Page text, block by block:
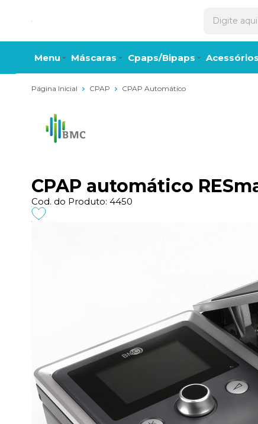
Menu Máscaras Cpaps/Bipaps Acessórios
Página Inicial CPAP CPAP Automático
CPAP automático
Cod. do Produto: 4450